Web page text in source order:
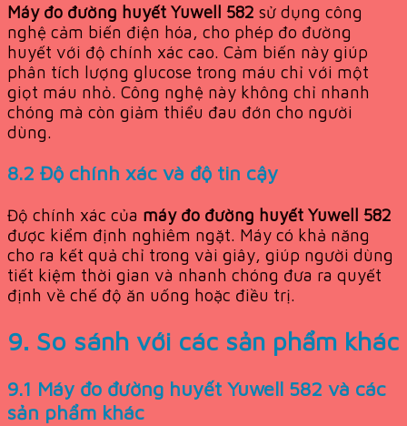
Máy đo đường huyết Yuwell 582 sử dụng công
nghệ cảm biến điện hóa, cho phép đo đường
huyết với độ chính xác cao. Cảm biến này giúp
phân tích lượng glucose trong máu chỉ với một
giọt máu nhỏ. Công nghệ này không chỉ nhanh
chóng mà còn giảm thiểu đau đớn cho người
dùng.
8.2 Độ chính xác và độ tin cậy
Độ chính xác của máy đo đường huyết Yuwell 582
được kiểm định nghiêm ngặt. Máy có khả năng
cho ra kết quả chỉ trong vài giây, giúp người dùng
tiết kiệm thời gian và nhanh chóng đưa ra quyết
định về chế độ ăn uống hoặc điều trị.
9. So sánh với các sản phẩm khác
9.1 Máy đo đường huyết Yuwell 582 và các
sản phẩm khác